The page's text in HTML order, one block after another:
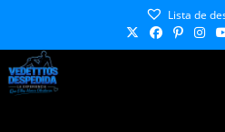
contenido
Lista de